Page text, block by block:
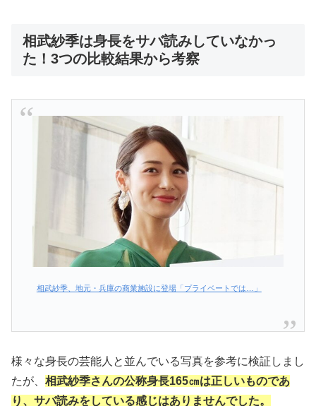
相武紗季は身長をサバ読みしていなかっ
た！3つの比較結果から考察
相武紗季、地元・兵庫の商業施設に登場「プライベートでは…」
様々な身長の芸能人と並んでいる写真を参考に検証しまし
たが、 相武紗季さんの公称身長165㎝は正しいものであ
り、サバ読みをしている感じはありませんでした。